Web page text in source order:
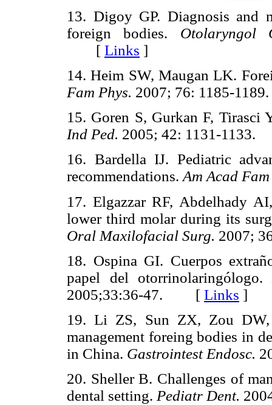
13. Digoy GP. Diagnosis and
foreign bodies. Otolaryngol
[ Links ]
14. Heim SW, Maugan LK.
Fam Phys. 2007; 76: 1185-
15. Goren S, Gurkan F,
Ind Ped. 2005; 42: 1131-
16. Bardella IJ. Pediatric
recommendations.Am Acad
17. Elgazzar RF, Abdelhady
lower third molar during its
Oral Maxilofacial Surg. 2007;
18. Ospina GI. Cuerpos
papel del otorrinolaringólogo.
2005;33:36-47. [ Links ]
19. Li ZS, Sun ZX, Zou
management foreing bodies in
in China. Gastrointest Endosc.
20. Sheller B. Challenges of
dental setting. Pediatr Dent.